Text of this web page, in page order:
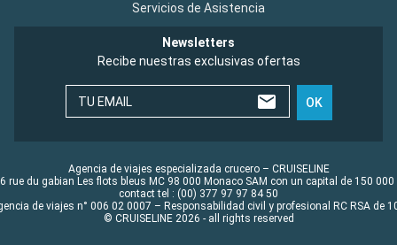
Servicios de Asistencia
Newsletters
Recibe nuestras exclusivas ofertas
TU EMAIL OK
Agencia de viajes especializada crucero – CRUISELINE
rue du gabian Les flots bleus MC 98 000 Monaco SAM con un capital de 150 000
contact tel : (00) 377 97 97 84 50
de viajes n° 006 02 0007 – Responsabilidad civil y profesional RC RSA de
© CRUISELINE 2026 - all rights reserved